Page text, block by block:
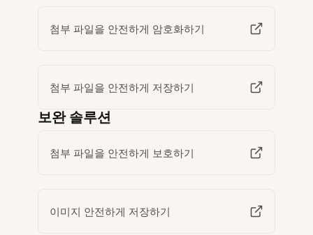
첨부 파일을 안전하게 암호화하기
첨부 파일을 안전하게 저장하기
보완 솔루션
첨부 파일을 안전하게 보호하기
이미지 안전하게 저장하기